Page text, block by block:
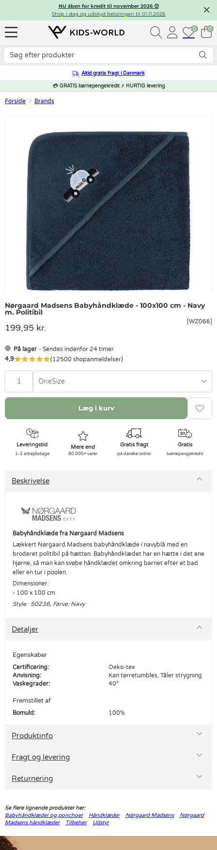
NU åben for kredit til november 2026 😍
Shop i dag og udskyd betalingen til 01.11.2026
0 0
Altid gratis fragt i Danmark
💳 GRATIS børnepengekredit ⚡ HURTIG levering
Forside Brands
Nørgaard Madsens Babyhåndklæde - 100x100 cm - Navy
m. Politibil
[WZ066]
199,95 kr.
På lager - Sendes indenfor 24 timer
4,9
(12500 shopanmeldelser)
OneSize
Læg i kurv
Leveringstid
1-2 arbejdsdage
Mere end
80.000+ varer
Gratis fragt
på danske ordrer
Gratis
børnepengekredit
Beskrivelse
Babyhåndklæde fra Nørgaard Madsens
Lækkert Nørgaard Madsens babyhåndklæde i navyblå med en
broderet politibil på hætten. Babyhåndklædet har en hætte i det ene
hjørne, så man kan svøbe håndklædet omkring barnet efter et bad
eller en tur i poolen.
Dimensioner:
- 100 x 100 cm
Style: 50236, Farve: Navy
Detaljer
Egenskaber
Certificering:
Oeko-tex
Anvisning:
Kan tørretumbles, Tåler strygning
Vaskegrader:
40°
Fremstillet af
Bomuld: 100%
Produktinfo
Fragt og levering
Returnering
Se flere lignende produkter her:
Babyhåndklæder og ponchoer
Håndklæder Nørgaard Madsens
Nørgaard
Madsens håndklæder
Tilbehør Udstyr